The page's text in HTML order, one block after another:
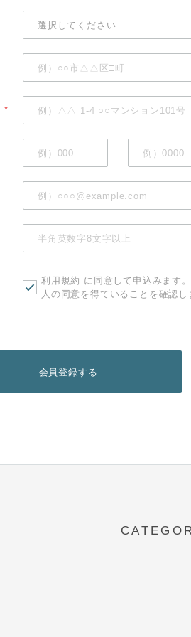
*
–
利用規約 に同意して申込みます
人の同意を得ていることを確認し